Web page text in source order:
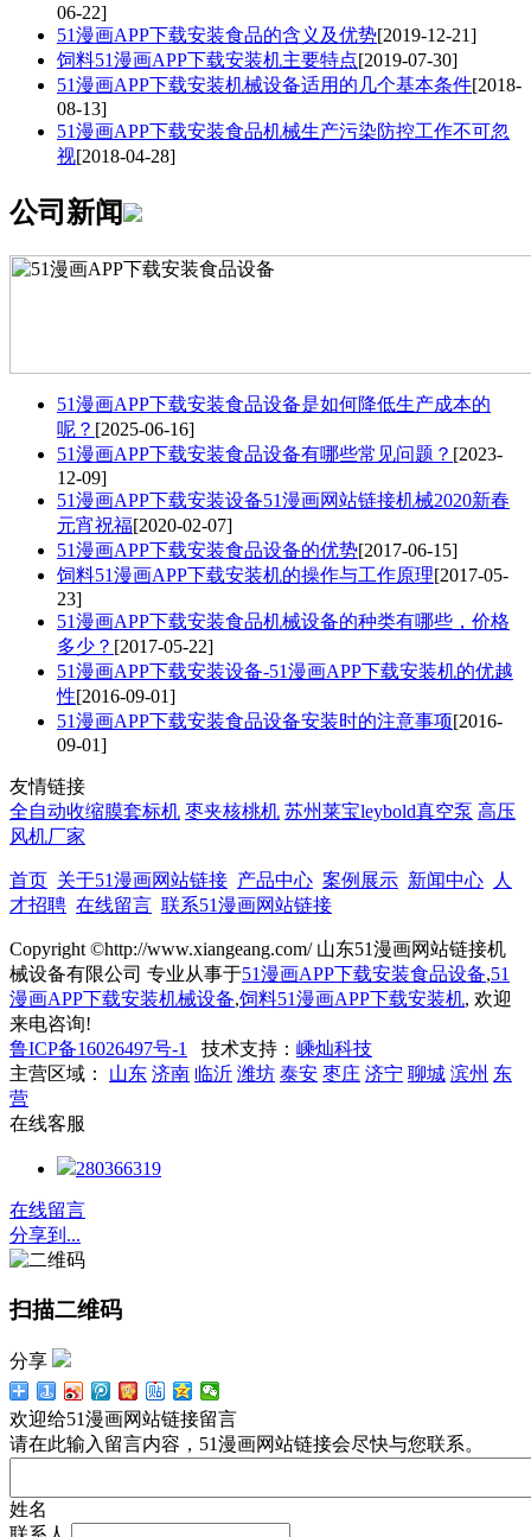
06-22]
51漫画APP下载安装食品的含义及优势[2019-12-21]
饲料51漫画APP下载安装机主要特点[2019-07-30]
51漫画APP下载安装机械设备适用的几个基本条件[2018-
08-13]
51漫画APP下载安装食品机械生产污染防控工作不可忽
视[2018-04-28]
公司新闻
51漫画APP下载安装食品设备是如何降低生产成本的
呢？ [2025-06-16]
51漫画APP下载安装食品设备有哪些常见问题？ [2023-
12-09]
51漫画APP下载安装设备51漫画网站链接机械2020新春
元宵祝福[2020-02-07]
51漫画APP下载安装食品设备的优势[2017-06-15]
饲料51漫画APP下载安装机的操作与工作原理[2017-05-
23]
51漫画APP下载安装食品机械设备的种类有哪些，价格
多少？ [2017-05-22]
51漫画APP下载安装设备-51漫画APP下载安装机的优越
性[2016-09-01]
51漫画APP下载安装食品设备安装时的注意事项[2016-
09-01]
友情链接
全自动收缩膜套标机 枣夹核桃机 苏州莱宝leybold真空泵 高压
风机厂家
首页 关于51漫画网站链接 产品中心 案例展示 新闻中心
人
才招聘 在线留言 联系51漫画网站链接
Copyright ©http://www.xiangeang.com/ 山东51漫画网站链接机
械设备有限公司 专业从事于51漫画APP下载安装食品设备,51
漫画APP下载安装机械设备,饲料51漫画APP下载安装机, 欢迎
来电咨询!
鲁ICP备16026497号-1
技术支持： 嵊灿科技
主营区域： 山东 济南 临沂 潍坊 泰安 枣庄 济宁 聊城 滨州 东
营
在线客服
280366319
在线留言
分享到...
扫描二维码
分享
欢迎给51漫画网站链接留言
请在此输入留言内容，51漫画网站链接会尽快与您联系。
姓名